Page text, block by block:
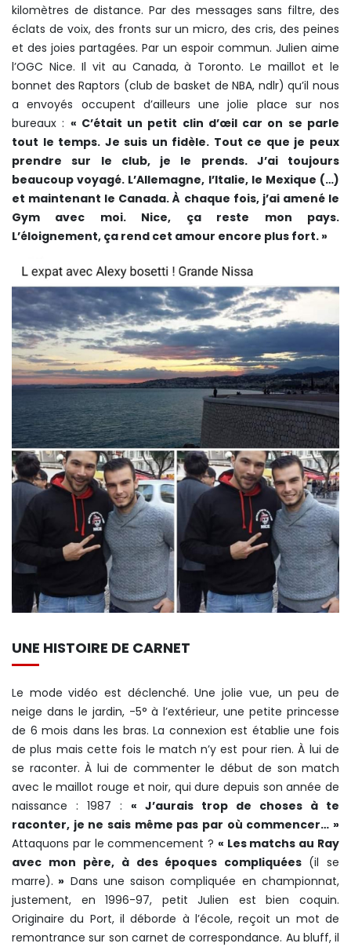
kilomètres de distance. Par des messages sans filtre, des
éclats de voix, des fronts sur un micro, des cris, des peines
et des joies partagées. Par un espoir commun. Julien aime
l’OGC Nice. Il vit au Canada, à Toronto. Le maillot et le
bonnet des Raptors (club de basket de NBA, ndlr) qu’il nous
a envoyés occupent d’ailleurs une jolie place sur nos
bureaux : « C’était un petit clin d’œil car on se parle
tout le temps. Je suis un fidèle. Tout ce que je peux
prendre sur le club, je le prends. J’ai toujours
beaucoup voyagé. L’Allemagne, l’Italie, le Mexique (…)
et maintenant le Canada. À chaque fois, j’ai amené le
Gym avec moi. Nice, ça reste mon pays.
L’éloignement, ça rend cet amour encore plus fort. »
UNE HISTOIRE DE CARNET
Le mode vidéo est déclenché. Une jolie vue, un peu de
neige dans le jardin, -5° à l’extérieur, une petite princesse
de 6 mois dans les bras. La connexion est établie une fois
de plus mais cette fois le match n’y est pour rien. À lui de
se raconter. À lui de commenter le début de son match
avec le maillot rouge et noir, qui dure depuis son année de
naissance : 1987 : « J’aurais trop de choses à te
raconter, je ne sais même pas par où commencer… »
Attaquons par le commencement ? « Les matchs au Ray
avec mon père, à des époques compliquées (il se
marre). » Dans une saison compliquée en championnat,
justement, en 1996-97, petit Julien est bien coquin.
Originaire du Port, il déborde à l’école, reçoit un mot de
remontrance sur son carnet de correspondance. Au bluff, il